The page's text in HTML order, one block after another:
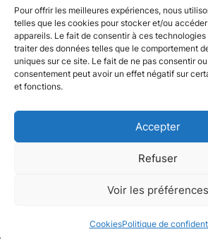
Pour offrir les meilleures expériences, nous
telles que les cookies pour stocker et/ou
appareils. Le fait de consentir à ces
traiter des données telles que le comportement
uniques sur ce site. Le fait de ne pas consentir
consentement peut avoir un effet négatif sur
et fonctions.
Accepter
Refuser
Voir les préférences
CookiesPolitique de
Conception et réalisation :